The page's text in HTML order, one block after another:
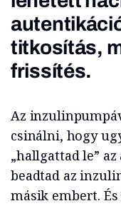
titkosítás,
frissítés.
Az
csinálni, hogy
„hallgattad le”
beadtad az
másik embert.